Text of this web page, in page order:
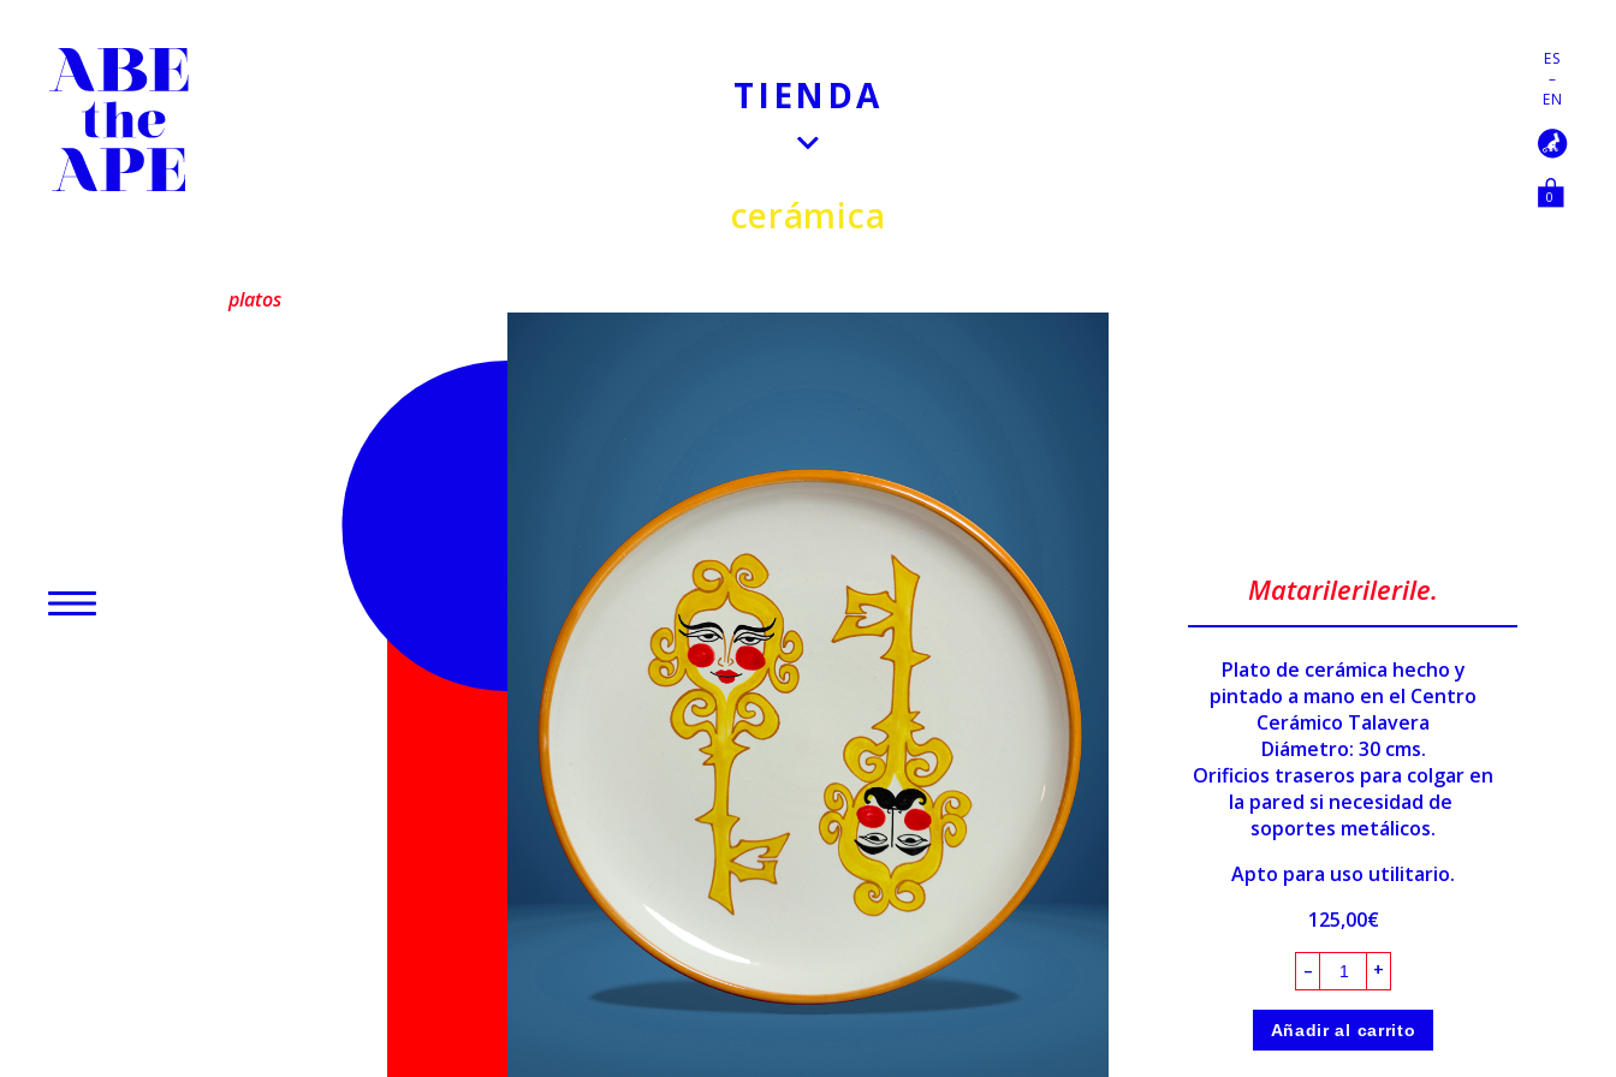
ES
–
EN
0
TIENDA
cerámica
platos
Matarilerilerile.
Plato de cerámica hecho y
pintado a mano en el Centro
Cerámico Talavera
Diámetro: 30 cms.
Orificios traseros para colgar en
la pared si necesidad de
soportes metálicos.
Apto para uso utilitario.
125,00€
+
–
Añadir al carrito